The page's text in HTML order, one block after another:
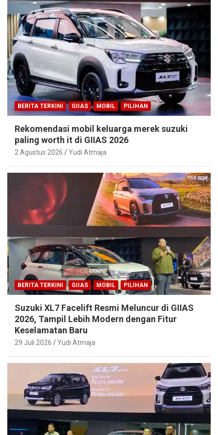
BERITA TERKINI GIIAS MOBIL PILIHAN
Rekomendasi mobil keluarga merek suzuki
paling worth it di GIIAS 2026
2 Agustus 2026 Yudi Atmaja
BERITA TERKINI GIIAS MOBIL PILIHAN
Suzuki XL7 Facelift Resmi Meluncur di GIIAS
2026, Tampil Lebih Modern dengan Fitur
Keselamatan Baru
29 Juli 2026 Yudi Atmaja